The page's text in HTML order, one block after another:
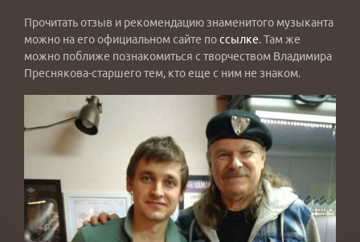
Прочитать отзыв и рекомендацию знаменитого музыканта
можно на его официальном сайте поссылке. Там же
можно поближе познакомиться с творчеством Владимира
Преснякова-старшего тем, кто еще с ним не знаком.